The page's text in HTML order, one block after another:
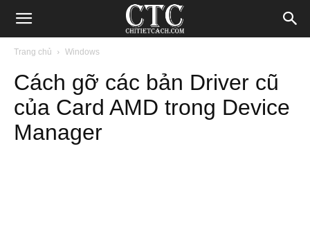
Blog
chia
Trang chủ Windows
Cách gỡ các bản Driver cũ
của Card AMD trong Device
Manager